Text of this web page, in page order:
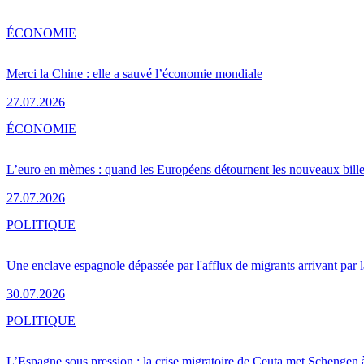
Merci la Chine : elle a sauvé l’économie mondiale
27.07.2026
ÉCONOMIE
L’euro en mèmes : quand les Européens détournent les nouveaux
27.07.2026
ÉCONOMIE
Une enclave espagnole dépassée par l'afflux de migrants arrivant par
30.07.2026
POLITIQUE
L’Espagne sous pression : la crise migratoire de Ceuta met Schengen
POLITIQUE